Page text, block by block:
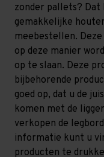
zonder pallets? Dat
gemakkelijke
meebestellen.
op deze manier
op te slaan. Deze
bijbehorende
goed op, dat u de
komen met de
verkopen de
informatie kunt u
producten te